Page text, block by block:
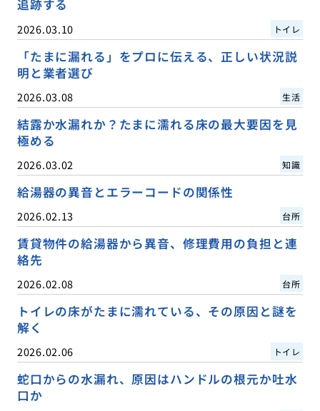
追跡する
2026.03.10 トイレ
「たまに漏れる」をプロに伝える、正しい状況説
明と業者選び
2026.03.08 生活
結露か水漏れか？たまに濡れる床の最大要因を見
極める
2026.03.02 知識
給湯器の異音とエラーコードの関係性
2026.02.13 台所
賃貸物件の給湯器から異音、修理費用の負担と連
絡先
2026.02.08 台所
トイレの床がたまに濡れている、その原因と謎を
解く
2026.02.06 トイレ
蛇口からの水漏れ、原因はハンドルの根元か吐水
口か